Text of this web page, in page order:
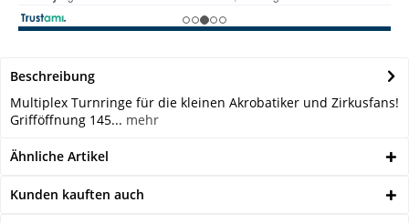
Beschreibung
Multiplex Turnringe für die kleinen Akrobatiker und Zirkusfans!
Grifföffnung 145... mehr
Ähnliche Artikel
Kunden kauften auch